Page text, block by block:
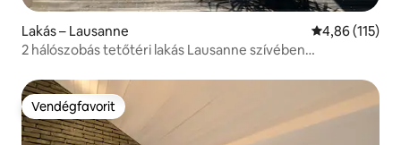
Lakás – Lausanne Átlagos
4,86 (115)
2 hálószobás tetőtéri lakás Lausanne szívében
Vendégfavorit
Vendégfavorit